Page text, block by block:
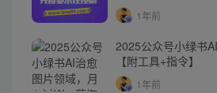
1年前
2025公众号小绿书
【附工具+指令】
1年前